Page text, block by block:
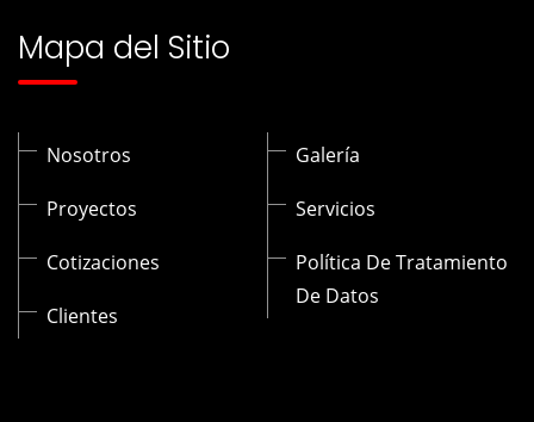
Mapa del Sitio
Nosotros
Proyectos
Cotizaciones
Clientes
Galería
Servicios
Política De Tratamiento
De Datos